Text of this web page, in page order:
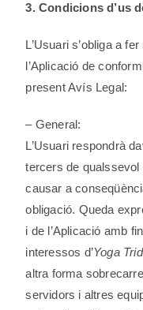
3. Condicions d’us
L’Usuari s’obliga a
l’Aplicació de
present Avís Legal:
– General:
L’Usuari respondrà
tercers de
causar a
obligació. Queda
i de l’Aplicació amb
interessos d’Yoga
altra forma
servidors i altres